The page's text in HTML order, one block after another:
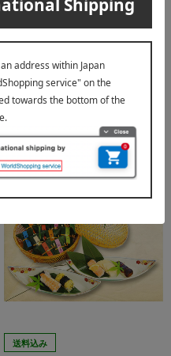
長崎 角煮家こじま
税込 5,961 円
送料込み